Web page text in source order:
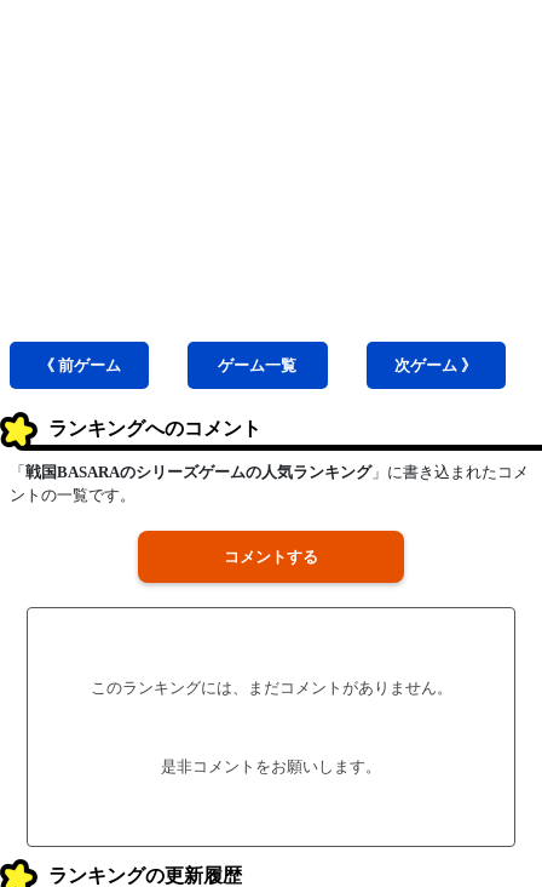
《 前ゲーム ゲーム一覧 次ゲーム 》
ランキングへのコメント
「 戦国BASARAのシリーズゲームの人気ランキング」に書き込まれたコメ
ントの一覧です。
コメントする
このランキングには、まだコメントがありません。
是非コメントをお願いします。
ランキングの更新履歴